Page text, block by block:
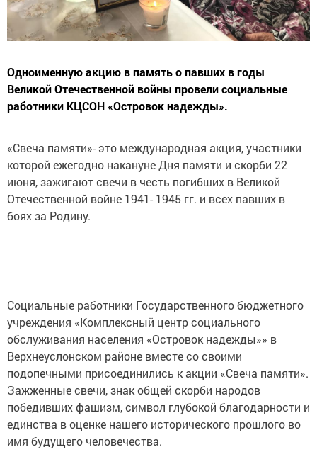
Одноименную акцию в память о павших в годы
Великой Отечественной войны провели социальные
работники КЦСОН «Островок надежды».
«Свеча памяти»- это международная акция, участники
которой ежегодно накануне Дня памяти и скорби 22
июня, зажигают свечи в честь погибших в Великой
Отечественной войне 1941- 1945 гг. и всех павших в
боях за Родину.
Социальные работники Государственного бюджетного
учреждения «Комплексный центр социального
обслуживания населения «Островок надежды»» в
Верхнеуслонском районе вместе со своими
подопечными присоединились к акции «Свеча памяти».
Зажженные свечи, знак общей скорби народов
победивших фашизм, символ глубокой благодарности и
единства в оценке нашего исторического прошлого во
имя будущего человечества.